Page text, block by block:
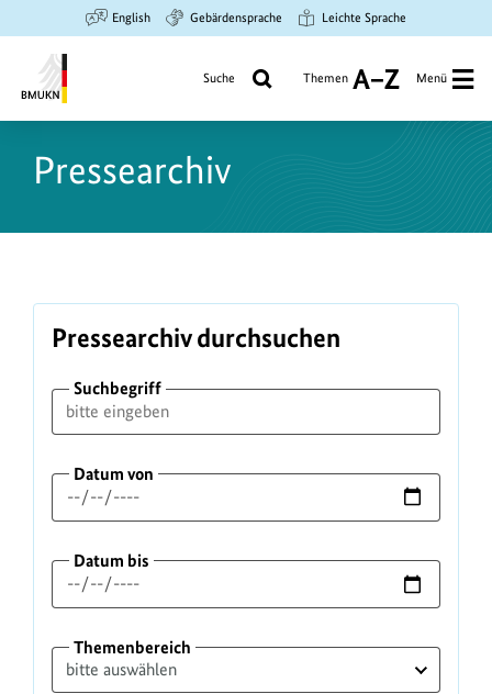
Hauptinhalt
springen
Suche
springen
Hauptnavigation
springen
English Gebärdensprache Leichte Sprache
Umwelt,
Sicherheit
Suche Themen
A
Z
Menü
Pressearchiv
Pressearchiv durchsuchen
Suchbegriff
Datum von
Datum bis
Themenbereich